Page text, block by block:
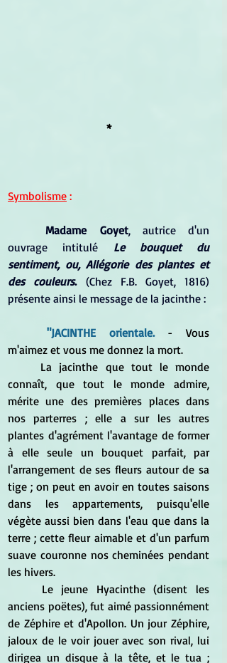
*
Symbolisme :
Madame Goyet, autrice d'un
ouvrage intitulé Le bouquet du
sentiment, ou, Allégorie des plantes et
des couleurs. (Chez F.B. Goyet, 1816)
présente ainsi le message de la jacinthe :
	"JACINTHE orientale.
- Vous
m'aimez et vous me donnez la mort.
connaît, que tout le monde admire,
mérite une des premières places dans
nos parterres ; elle a sur les autres
plantes d'agrément l'avantage de former
à elle seule un bouquet parfait, par
l'arrangement de ses fleurs autour de sa
tige ; on peut en avoir en toutes saisons
dans les appartements, puisqu'elle
végète aussi bien dans l'eau que dans la
terre ; cette fleur aimable et d'un parfum
suave couronne nos cheminées pendant
les hivers.
anciens poëtes), fut aimé passionnément
de Zéphire et d'Apollon. Un jour Zéphire,
jaloux de le voir jouer avec son rival, lui
dirigea un disque à la tête, et le tua ;